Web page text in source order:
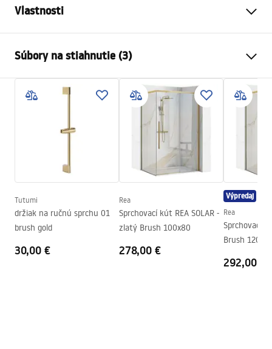
Vlastnosti
Materiál
Typ batérie
Páková
Spôsob montáže
Povrch
Áno
mm
Áno, otočná
Áno
Systém Anti-Calc
Technológia povrchovej úpravy
Electroplating
Súbory na stiahnutie (3)
Bezpečnostné informácie
Safety_Information_Shower_set.pdf
Warranty_Terms_and_Conditions_Faucets_-_5.pdf
shower_set.pdf
Tutumi
držiak na ručnú sprchu 01
brush gold
30,00 €
Rea
Sprchovací kút REA SOLAR -
zlatý Brush 100x80
278,00 €
Výpredaj
Rea
Sprchovací
Brush
292,00 €